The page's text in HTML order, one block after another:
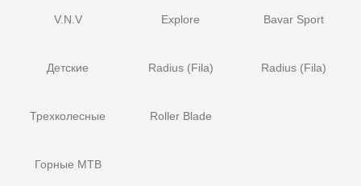
V.N.V
Детские
Трехколесные
Горные MTB
Explore
Radius (Fila)
Roller Blade
Bavar Sport
Radius (Fila)